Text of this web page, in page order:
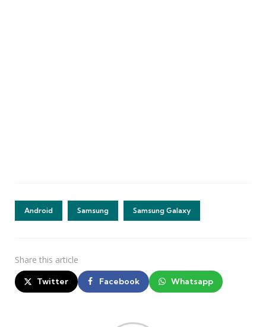
Android Samsung Samsung Galaxy
Share this article
Twitter Facebook Whatsapp